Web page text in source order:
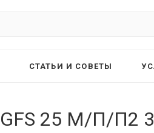
СТАТЬИ И СОВЕТЫ
GFS 25 М/П/